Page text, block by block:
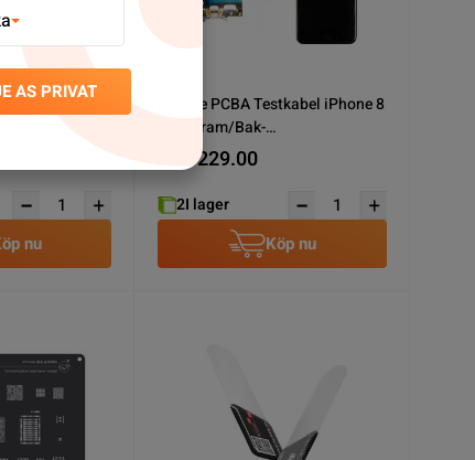
iPhone 8
nu
iBridge PCBA Testkabel iPhone 8
Plus Fram/Bak-
kamera/Laddkontakt/Skärm
SEK 229.00
2I lager
Köp nu
AS PRIVAT